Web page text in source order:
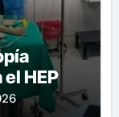
HEP